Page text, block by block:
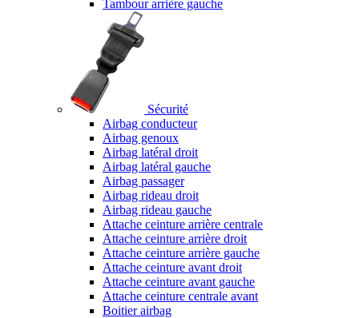
Tambour arrière gauche
Sécurité
Airbag conducteur
Airbag genoux
Airbag latéral droit
Airbag latéral gauche
Airbag passager
Airbag rideau droit
Airbag rideau gauche
Attache ceinture arrière centrale
Attache ceinture arrière droit
Attache ceinture arrière gauche
Attache ceinture avant droit
Attache ceinture avant gauche
Attache ceinture centrale avant
Boitier airbag